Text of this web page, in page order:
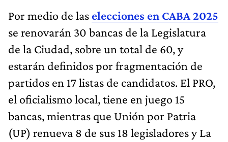
Por medio de las elecciones en CABA 2025
se renovarán 30 bancas de la Legislatura
de la Ciudad, sobre un total de 60, y
estarán definidos por fragmentación de
partidos en 17 listas de candidatos. El PRO,
el oficialismo local, tiene en juego 15
bancas, mientras que Unión por Patria
(UP) renueva 8 de sus 18 legisladores y La